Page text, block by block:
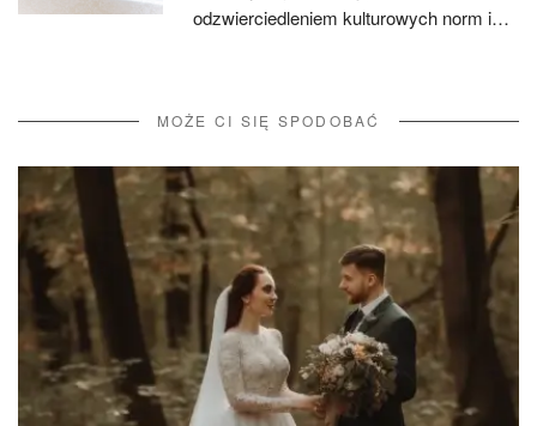
odzwierciedleniem kulturowych norm i…
MOŻE CI SIĘ SPODOBAĆ